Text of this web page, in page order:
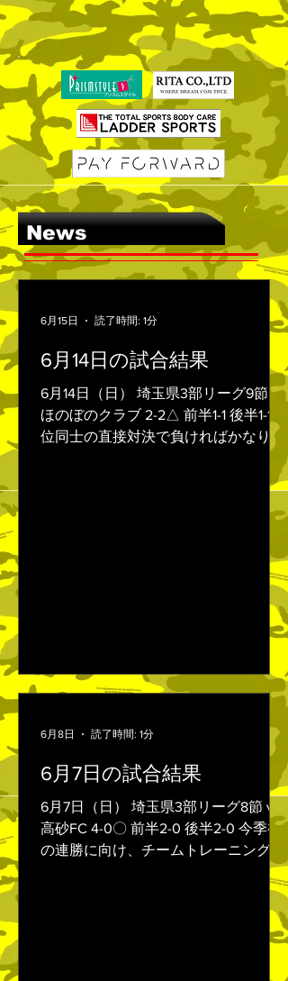
News
6月14日の試合結果
6月14日（日） 埼玉県3部リーグ9節 vs
ほのぼのクラブ 2-2△ 前半1-1 後半1-1 下
位同士の直接対決で負ければかなり厳
て挑んだ一戦。 開始直後に失点してし
の強烈なミドルシュートで同点に追い
スで主導権を握りながらも中々得点が
決まらない中、戸部のスーパーロング
シュートで逆転しラストワンプレーの
ところでPKを与え、同点で試合終了と
れない気持ちと無力さがありましたが
次節しっかり勝つ事だけを考えて試合
6月15日 読了時間: 1分
6月7日の試合結果
6月7日（日） 埼玉県3部リーグ8節 vs
高砂FC 4-0〇 前半2-0 後半2-0 今季初
の連勝に向け、チームトレーニングを
続けてきました。 試合の序盤から中盤
のセカンドボール奪取の意識で、前か
らプレスをかけて試合の入りは悪くな
く、馬場のクロスボールのこぼれに反
6月8日 読了時間: 1分